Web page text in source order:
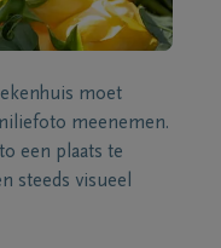
moet
meenemen.
een plaats te
steeds visueel